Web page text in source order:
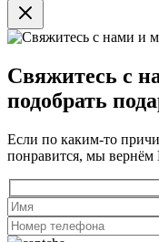
Свяжитесь с
подобрать
Если по каким-то
понравится, мы